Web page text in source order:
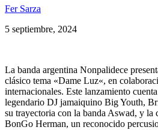
Fer Sarza
5 septiembre, 2024
La banda argentina Nonpalidece
clásico tema «Dame Luz«, en
internacionales. Este lanzamiento
legendario DJ jamaiquino Big Youth,
su trayectoria con la banda Aswad, y la
BonGo Herman, un reconocido